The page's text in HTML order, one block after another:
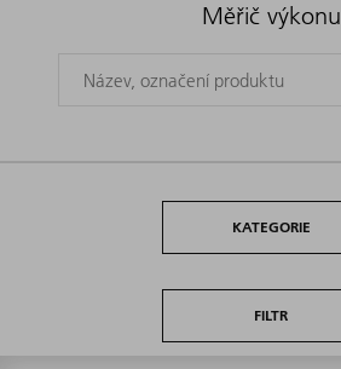
Měřič výkonu
KATEGORIE
FILTR